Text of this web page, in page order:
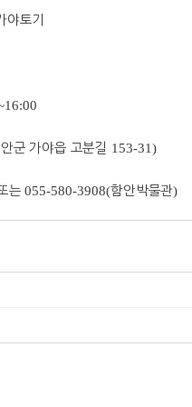
야토기
군 가야읍 고분길 153-31)
는055-580-3908(함안박물관)